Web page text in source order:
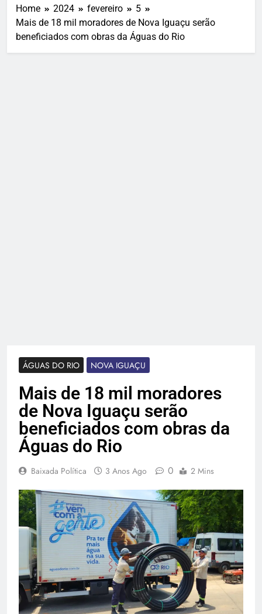
Home 2024 fevereiro
5
Mais de 18 mil moradores de Nova Iguaçu serão
beneficiados com obras da Águas do Rio
ÁGUAS DO RIO NOVA IGUAÇU
Mais de 18 mil moradores
de Nova Iguaçu serão
beneficiados com obras da
Águas do Rio
Baixada Política 3 Anos Ago 0 2 Mins